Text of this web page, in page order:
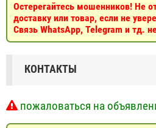
Остерегайтесь мошенников! Не
доставку или товар, если не
Связь WhatsApp, Telegram и тд.
КОНТАКТЫ
пожаловаться на